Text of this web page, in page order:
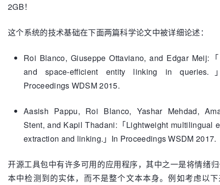
2GB！
这个系统的技术基础在下面两篇科学论文中被详细论述：
Roi Blanco, Giuseppe Ottaviano, and Edgar Meij:
and space-efficient entity linking in queries.
Proceedings WDSM 2015.
Aasish Pappu, Roi Blanco, Yashar Mehdad,
Stent, and Kapil Thadani:「Lightweight multilingual
extraction and linking.」In Proceedings WSDM 2017.
开源工具包中有许多可用的应用程序，其中之一是将情绪
本中检测到的实体，而不是整个文本本身。例如考虑以